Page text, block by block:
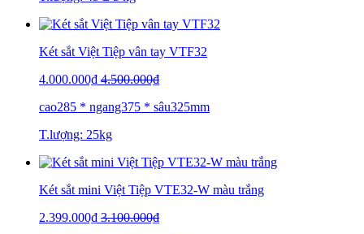
Két sắt Việt Tiệp vân tay VTF32
4.000.000₫ 4.500.000₫
cao285 * ngang375 * sâu325mm
T.lượng: 25kg
Két sắt mini Việt Tiệp VTE32-W màu trắng
2.399.000₫ 3.100.000₫